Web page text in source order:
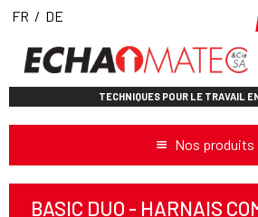
FR / DE
TECHNIQUES POUR LE TRAVAIL
Nos produits
BASIC DUO - HARNAIS